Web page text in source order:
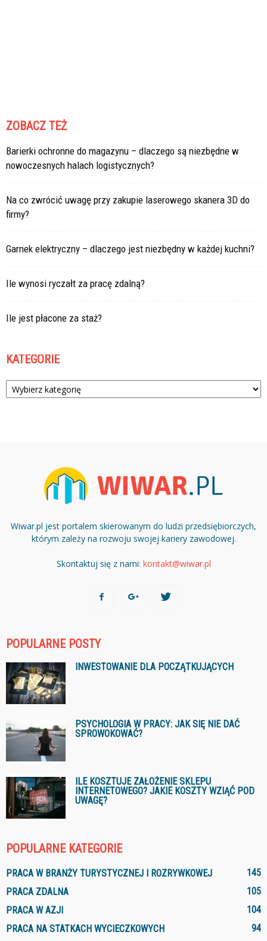
ZOBACZ TEŻ
Barierki ochronne do magazynu – dlaczego są niezbędne w
nowoczesnych halach logistycznych?
Na co zwrócić uwagę przy zakupie laserowego skanera 3D do
firmy?
Garnek elektryczny – dlaczego jest niezbędny w każdej kuchni?
Ile wynosi ryczałt za pracę zdalną?
Ile jest płacone za staż?
KATEGORIE
Kategorie
Wiwar.pl jest portalem skierowanym do ludzi przedsiębiorczych,
którym zależy na rozwoju swojej kariery zawodowej.
Skontaktuj się z nami: kontakt@wiwar.pl
POPULARNE POSTY
INWESTOWANIE DLA POCZĄTKUJĄCYCH
PSYCHOLOGIA W PRACY: JAK SIĘ NIE DAĆ
SPROWOKOWAĆ?
ILE KOSZTUJE ZAŁOŻENIE SKLEPU
INTERNETOWEGO? JAKIE KOSZTY WZIĄĆ POD
UWAGĘ?
POPULARNE KATEGORIE
PRACA W BRANŻY TURYSTYCZNEJ I ROZRYWKOWEJ
145
PRACA ZDALNA
105
PRACA W AZJI
104
PRACA NA STATKACH WYCIECZKOWYCH
94